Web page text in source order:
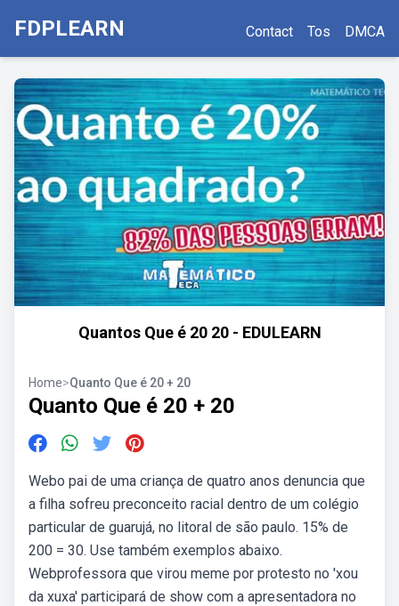
FDPLEARN Contact Tos DMCA
Quantos Que é 20 20 - EDULEARN
Home>Quanto Que é 20 + 20
Quanto Que é 20 + 20
Webo pai de uma criança de quatro anos denuncia que
a filha sofreu preconceito racial dentro de um colégio
particular de guarujá, no litoral de são paulo. 15% de
200 = 30. Use também exemplos abaixo.
Webprofessora que virou meme por protesto no 'xou
da xuxa' participará de show com a apresentadora no